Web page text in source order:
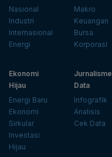
Nasional
Industri
Internasional
Energi
Makro
Keuangan
Bursa
Korporasi
Ekonomi
Hijau
Energi Baru
Ekonomi
Sirkular
Investasi
Hijau
Jurnalisme
Data
Infografik
Analisis
Cek Data